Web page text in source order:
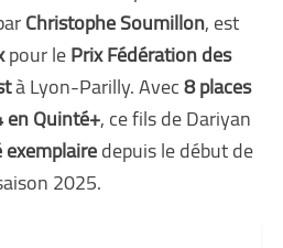
Christophe Soumillon, est
pour lePrix Fédération des
à Lyon-Parilly. Avec8 places
en Quinté+, ce fils de Dariyan
depuis le début de
2025.